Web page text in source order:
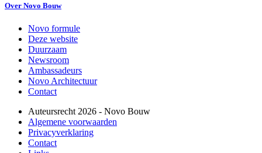
Over Novo Bouw
Novo formule
Deze website
Duurzaam
Newsroom
Ambassadeurs
Novo Architectuur
Contact
Auteursrecht 2026 - Novo Bouw
Algemene voorwaarden
Privacyverklaring
Contact